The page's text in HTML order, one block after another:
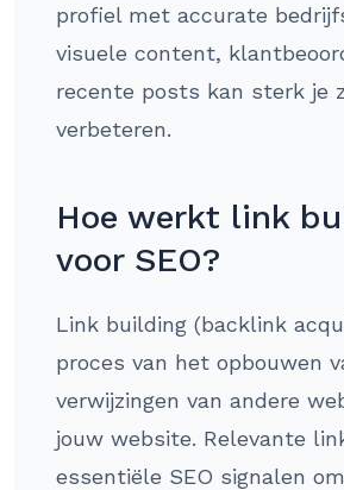
profiel met accurate
visuele content,
recente posts kan sterk je
verbeteren.
Hoe werkt link
voor SEO?
Link building (backlink
proces van het opbouwen
verwijzingen van andere
jouw website. Relevante
essentiële SEO signalen